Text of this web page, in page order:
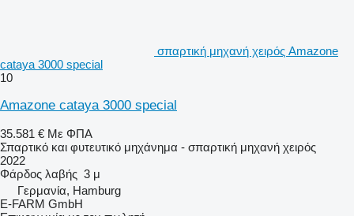
σπαρτική μηχανή χειρός Amazone
cataya 3000 special
10
Amazone cataya 3000 special
35.581 € Με ΦΠΑ
Σπαρτικό και φυτευτικό μηχάνημα - σπαρτική μηχανή χειρός
2022
Φάρδος λαβής 3 μ
Γερμανία, Hamburg
E-FARM GmbH